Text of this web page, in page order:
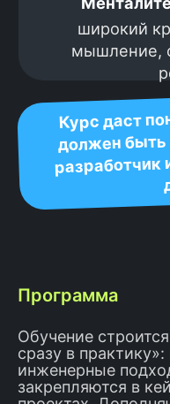
Программа
Обучение
сразу в
инженерные
закрепляются в